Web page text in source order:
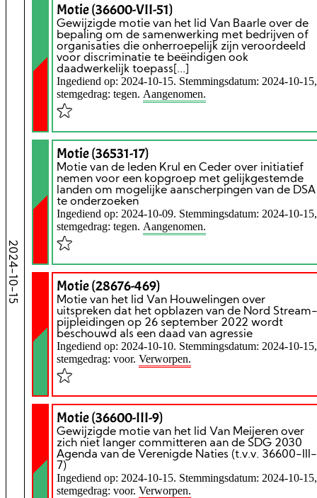
2024-10-15
Motie (36600-VII-51)
Gewijzigde motie van het lid Van Baarle over de
bepaling om de samenwerking met bedrijven of
organisaties die onherroepelijk zijn veroordeeld
voor discriminatie te beëindigen ook
daadwerkelijk toepass[...]
Ingediend op: 2024-10-15. Stemmingsdatum: 2024-10-15,
stemgedrag: tegen. Aangenomen.
Motie (36531-17)
Motie van de leden Krul en Ceder over initiatief
nemen voor een kopgroep met gelijkgestemde
landen om mogelijke aanscherpingen van de DSA
te onderzoeken
Ingediend op: 2024-10-09. Stemmingsdatum: 2024-10-15,
stemgedrag: tegen. Aangenomen.
Motie (28676-469)
Motie van het lid Van Houwelingen over
uitspreken dat het opblazen van de Nord Stream-
pijpleidingen op 26 september 2022 wordt
beschouwd als een daad van agressie
Ingediend op: 2024-10-10. Stemmingsdatum: 2024-10-15,
stemgedrag: voor. Verworpen.
Motie (36600-III-9)
Gewijzigde motie van het lid Van Meijeren over
zich niet langer committeren aan de SDG 2030
Agenda van de Verenigde Naties (t.v.v. 36600-III-
7)
Ingediend op: 2024-10-15. Stemmingsdatum: 2024-10-15,
stemgedrag: voor. Verworpen.